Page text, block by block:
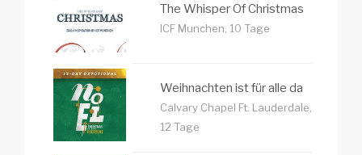
The Whisper Of Christmas
ICF Munchen, 10 Tage
Weihnachten ist für alle da
Calvary Chapel Ft. Lauderdale,
12 Tage